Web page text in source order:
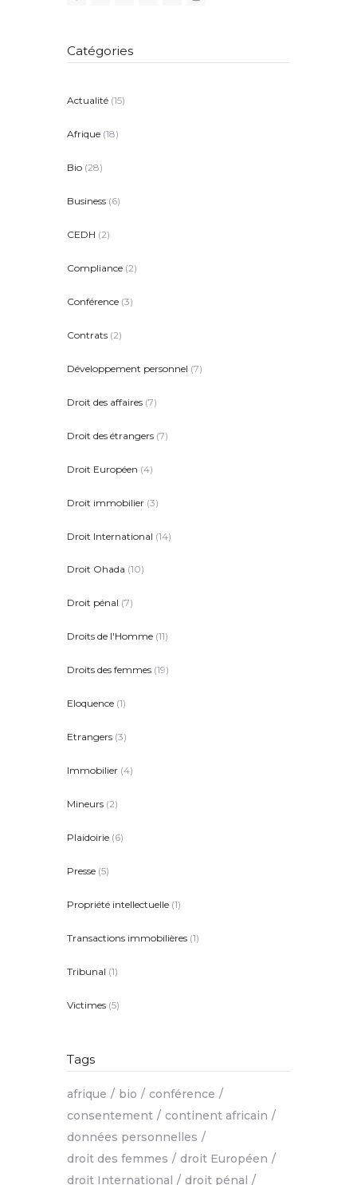
Catégories
Actualité (15)
Afrique (18)
Bio (28)
Business (6)
CEDH (2)
Compliance (2)
Conférence (3)
Contrats (2)
Développement personnel (7)
Droit des affaires (7)
Droit des étrangers (7)
Droit Européen (4)
Droit immobilier (3)
Droit International (14)
Droit Ohada (10)
Droit pénal (7)
Droits de l'Homme (11)
Droits des femmes (19)
Eloquence (1)
Etrangers (3)
Immobilier (4)
Mineurs (2)
Plaidoirie (6)
Presse (5)
Propriété intellectuelle (1)
Transactions immobilières (1)
Tribunal (1)
Victimes (5)
Tags
afrique bio
conférence
consentement
continent africain
données personnelles
droit des femmes
droit Européen
droit International
droit pénal